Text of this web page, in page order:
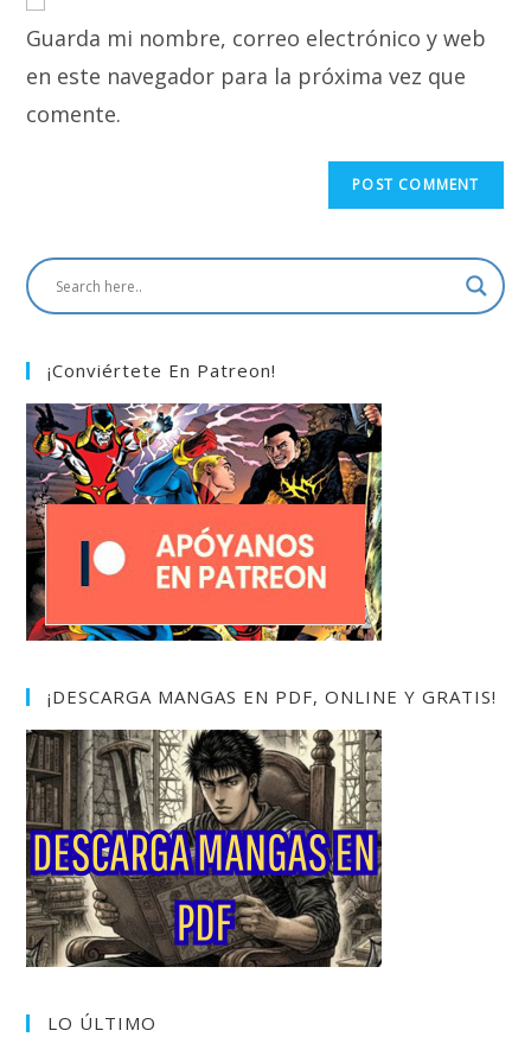
URL
(optional)
Guarda mi nombre, correo electrónico y web
en este navegador para la próxima vez que
comente.
¡Conviértete En Patreon!
¡DESCARGA MANGAS EN PDF, ONLINE Y GRATIS!
LO ÚLTIMO